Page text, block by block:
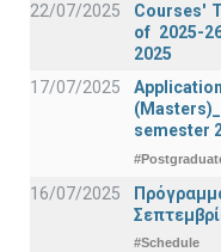
22/07/2025
Courses'
of 2025-
2025
17/07/2025
semester
16/07/2025
#Schedule